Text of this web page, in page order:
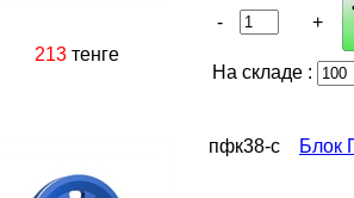
213 тенге
- +
На складе :
пфк38-с Блок